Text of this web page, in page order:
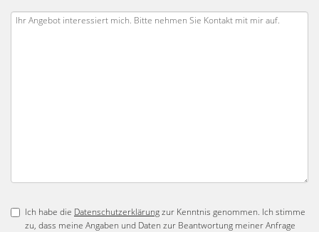
Ich habe die Datenschutzerklärungzur Kenntnis genommen. Ich stimme
zu, dass meine Angaben und Daten zur Beantwortung meiner Anfrage